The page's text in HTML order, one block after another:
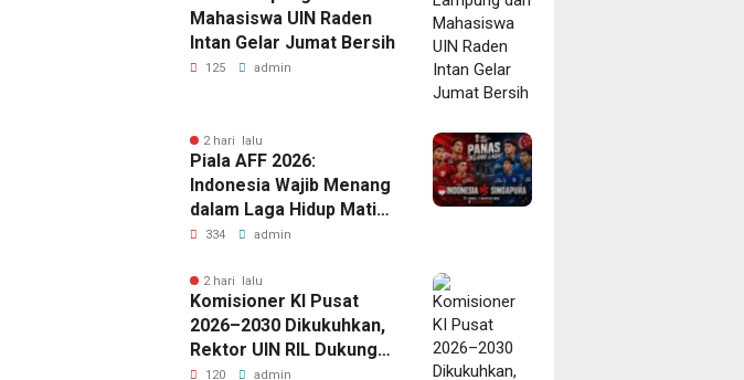
Mahasiswa UIN Raden
Intan Gelar Jumat Bersih
125 admin
2 hari lalu
Piala AFF 2026:
Indonesia Wajib Menang
dalam Laga Hidup Mati
Lawan Singapura
334 admin
2 hari lalu
Komisioner KI Pusat
2026–2030 Dikukuhkan,
Rektor UIN RIL Dukung
Penguatan Tata Kelola
120 admin